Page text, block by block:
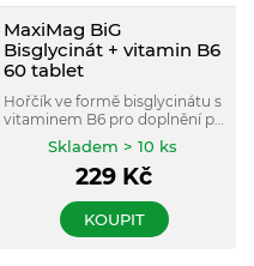
MaxiMag BiG
Bisglycinát + vitamin B6
60 tablet
Hořčík ve formě bisglycinátu s
vitaminem B6 pro doplnění při
večerní relaxaci, podporu
psychické pohody a snížení
Skladem > 10 ks
229 Kč
KOUPIT